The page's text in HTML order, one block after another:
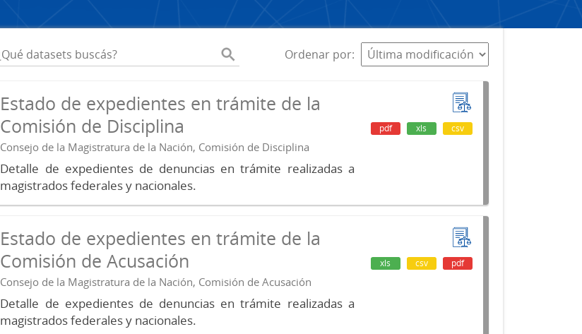
Ordenar por
Estado de expedientes en trámite de la
Comisión de Disciplina
Consejo de la Magistratura de la Nación, Comisión de Disciplina
Detalle de expedientes de denuncias en trámite realizadas a
magistrados federales y nacionales.
pdf xls csv
Estado de expedientes en trámite de la
Comisión de Acusación
Consejo de la Magistratura de la Nación, Comisión de Acusación
Detalle de expedientes de denuncias en trámite realizadas a
magistrados federales y nacionales.
xls csv pdf